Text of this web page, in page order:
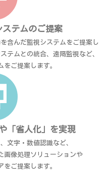
テムのご提案
含んだ監視システムをご提案し
テムとの統合、遠隔監視など、
ご提案します。
「省人化」を実現
文字・数値認識など、
画像処理ソリューションや
ご提案します。